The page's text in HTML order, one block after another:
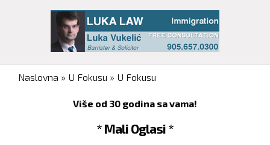
You are here
Naslovna » U Fokusu » U Fokusu
Više od 30 godina sa vama!
* Mali Oglasi *